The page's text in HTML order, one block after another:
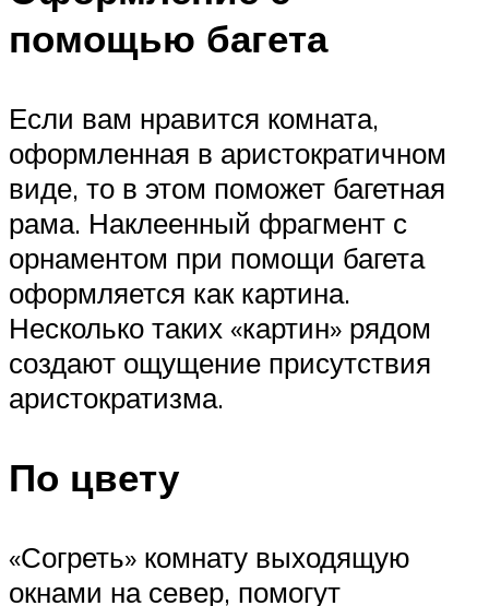
помощью багета
Если вам нравится комната,
оформленная в аристократичном
виде, то в этом поможет багетная
рама. Наклеенный фрагмент с
орнаментом при помощи багета
оформляется как картина.
Несколько таких «картин» рядом
создают ощущение присутствия
аристократизма.
По цвету
«Согреть» комнату выходящую
окнами на север, помогут